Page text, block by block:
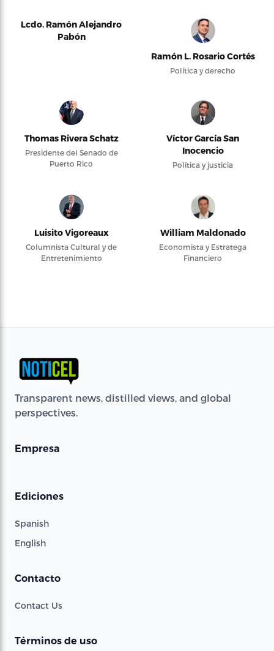
Lcdo. Ramón Alejandro
Pabón
Ramón L. Rosario Cortés
Política y derecho
Thomas Rivera Schatz
Presidente del Senado de
Puerto Rico
Víctor García San
Inocencio
Política y justicia
Luisito Vigoreaux
Columnista Cultural y de
Entretenimiento
William Maldonado
Economista y Estratega
Financiero
Transparent news, distilled views, and global
perspectives.
Empresa
Ediciones
Spanish
English
Contacto
Contact Us
Términos de uso